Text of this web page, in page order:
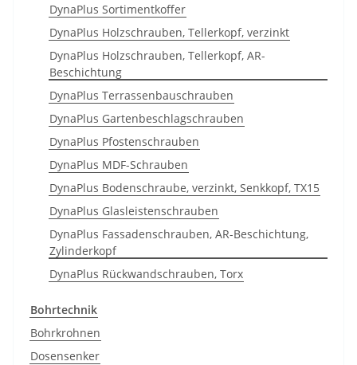
DynaPlus Sortimentkoffer
DynaPlus Holzschrauben, Tellerkopf, verzinkt
DynaPlus Holzschrauben, Tellerkopf, AR-
Beschichtung
DynaPlus Terrassenbauschrauben
DynaPlus Gartenbeschlagschrauben
DynaPlus Pfostenschrauben
DynaPlus MDF-Schrauben
DynaPlus Bodenschraube, verzinkt, Senkkopf, TX15
DynaPlus Glasleistenschrauben
DynaPlus Fassadenschrauben, AR-Beschichtung,
Zylinderkopf
DynaPlus Rückwandschrauben, Torx
Bohrtechnik
Bohrkrohnen
Dosensenker